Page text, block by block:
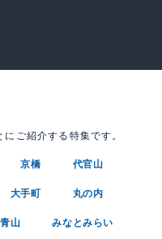
ご紹介する特集です。
京橋 代官山
大手町 丸の内
青山 みなとみらい